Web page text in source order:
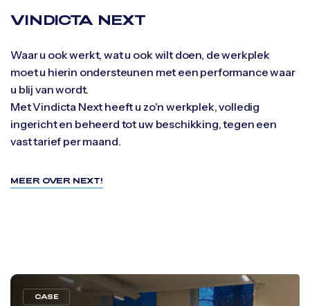
VINDICTA NEXT
Waar u ook werkt, wat u ook wilt doen, de werkplek
moet u hierin ondersteunen met een performance waar
u blij van wordt.
Met Vindicta Next heeft u zo'n werkplek, volledig
ingericht en beheerd tot uw beschikking, tegen een
vast tarief per maand.
MEER OVER NEXT!
CASE